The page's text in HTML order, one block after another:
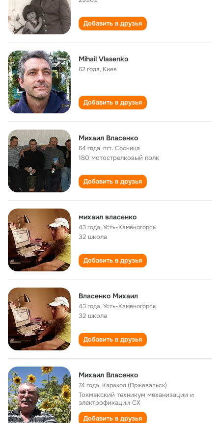
Добавить в друзья
Mihail Vlasenko
62 года, Киев
Добавить в друзья
Михаил Власенко
64 года,пгт. Сосница
180 мотострелковый полк
Добавить в друзья
михаил власенко
43 года,Усть-Каменогорск
32 школа
Добавить в друзья
Власенко Михаил
43 года,Усть-Каменогорск
32 школа
Добавить в друзья
Михаил Власенко
74 года, Каракол (Пржевальск)
Токмакский техникум механизации и
электрофикации СХ
Добавить в друзья